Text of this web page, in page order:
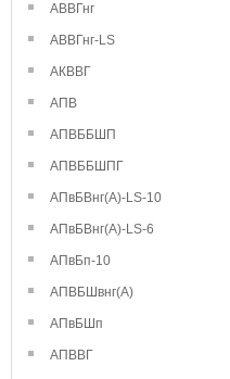
АВВГнг
АВВГнг-LS
АКВВГ
АПВ
АПВББШП
АПВББШПГ
АПвБВнг(А)-LS-10
АПвБВнг(А)-LS-6
АПвБп-10
АПВБШвнг(А)
АПвБШп
АПВВГ